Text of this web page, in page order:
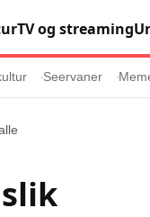
TV og streaming
Annonsepolicy
Seervaner